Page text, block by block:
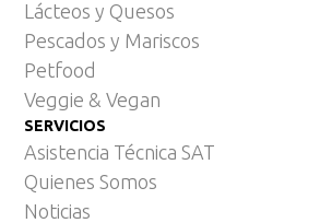
Lácteos y Quesos
Pescados y Mariscos
Petfood
Veggie & Vegan
SERVICIOS
Asistencia Técnica SAT
Quienes Somos
Noticias